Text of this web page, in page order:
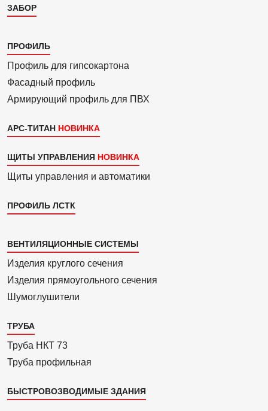
ЗАБОР
Каталог
3
ПРОФИЛЬ
Профиль для гипсо­картона
Фасадный профиль
Армиру­ю­щий профиль для ПВХ
АРС-ТИТАН
ЩИТЫ УПРАВЛЕНИЯ
Щиты управления и автоматики
ПРОФИЛЬ ЛСТК
Каталог
4
ВЕНТИЛЯЦИОННЫЕ СИСТЕМЫ
Изделия круглого сечения
Изделия прямоуголь­ного сечения
Шумоглушители
ТРУБА
Труба НКТ 73
Труба профильная
БЫСТРОВОЗВОДИМЫЕ ЗДАНИЯ